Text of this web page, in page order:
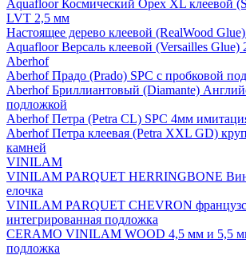
Aquafloor Космический Орех XL клеевой
LVT 2,5 мм
Настоящее дерево клеевой (RealWood
Aquafloor Версаль клеевой (Versailles Glue)
Aberhof
Aberhof Прадо (Prado) SPC с пробковой
Aberhof Бриллиантовый (Diamante)
подложкой
Aberhof Петра (Petra CL) SPC 4мм
Aberhof Петра клеевая (Petra XXL GD)
камней
VINILAM
VINILAM PARQUET HERRINGBONE
елочка
VINILAM PARQUET CHEVRON
интегрированная подложка
CERAMO VINILAM WOOD 4,5 мм и 5,5
подложка